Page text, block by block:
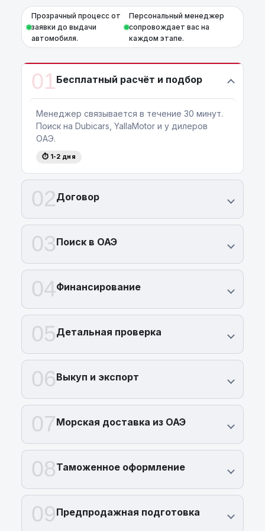
Прозрачный процесс от
заявки до выдачи
автомобиля.
Персональный менеджер
сопровождает вас на
каждом этапе.
01Бесплатный расчёт и подбор
Менеджер связывается в течение 30 минут.
Поиск на Dubicars, YallaMotor и у дилеров
ОАЭ.
⏱ 1-2 дня
02Договор
03Поиск в ОАЭ
04Финансирование
05Детальная проверка
06Выкуп и экспорт
07Морская доставка из ОАЭ
08Таможенное оформление
09Предпродажная подготовка